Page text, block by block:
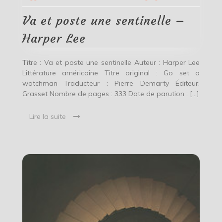
sentinelle
–
Va et poste une sentinelle –
Harper Lee
Titre : Va et poste une sentinelle Auteur : Harper Lee
Littérature américaine Titre original : Go set a
watchman Traducteur : Pierre Demarty Éditeur:
Grasset Nombre de pages : 333 Date de parution : […]
Lire la suite